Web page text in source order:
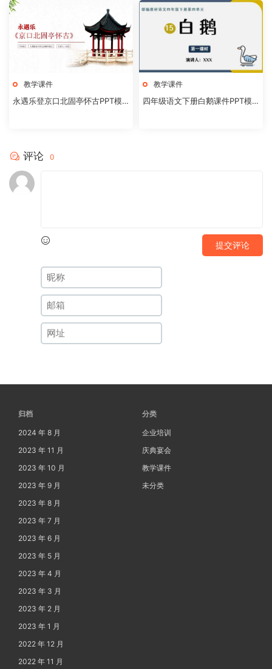
教学课件
永遇乐登京口北固亭怀古PPT模
教学课件
四年级语文下册白鹅课件PPT模
评论 0
提交评论
归档
2024 年 8 月
2023 年 11 月
2023 年 10 月
2023 年 9 月
2023 年 8 月
2023 年 7 月
2023 年 6 月
2023 年 5 月
2023 年 4 月
2023 年 3 月
2023 年 2 月
2023 年 1 月
2022 年 12 月
2022 年 11 月
分类
企业培训
庆典宴会
教学课件
未分类